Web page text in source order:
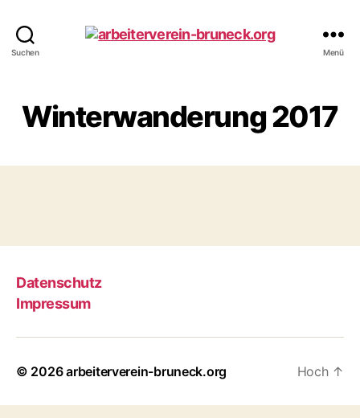
Suchen Menü
Winterwanderung 2017
Datenschutz
Impressum
© 2026arbeiterverein-bruneck.org Hoch ↑